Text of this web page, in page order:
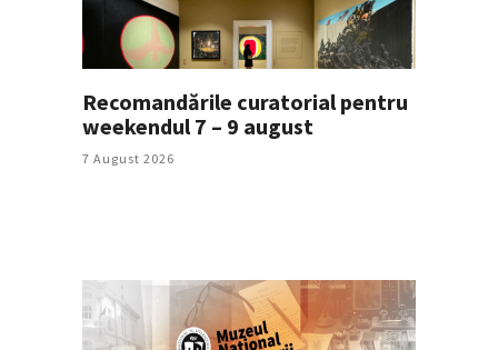
Recomandările curatorial pentru
weekendul 7 – 9 august
7 August 2026